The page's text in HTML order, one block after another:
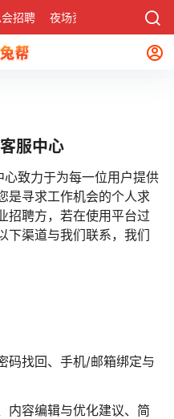
招聘 夜场资讯 社区
服中心
致力于为每一位用户提供
是寻求工作机会的个人求
招聘方，若在使用平台过
下渠道与我们联系，我们
码找回、手机/邮箱绑定与
内容编辑与优化建议、简